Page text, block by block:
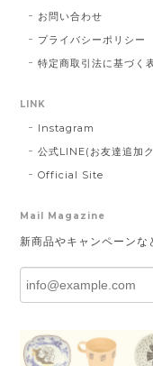
お問い合わせ
プライバシーポリシー
特定商取引法に基づく
LINK
Instagram
公式LINE(お友達追加
Official Site
Mail Magazine
新商品やキャンペーンな